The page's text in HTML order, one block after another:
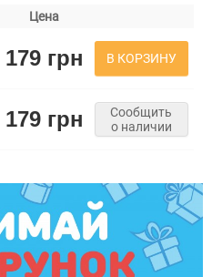
Цена
179 грн В КОРЗИНУ
179 грн
Сообщить
о наличии